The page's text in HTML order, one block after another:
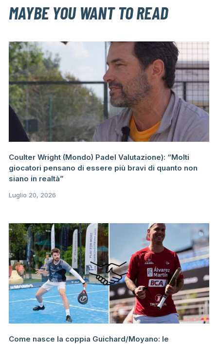
MAYBE YOU WANT TO READ
Coulter Wright (Mondo) Padel Valutazione): “Molti
giocatori pensano di essere più bravi di quanto non
siano in realtà”
Luglio 20, 2026
Come nasce la coppia Guichard/Moyano: le